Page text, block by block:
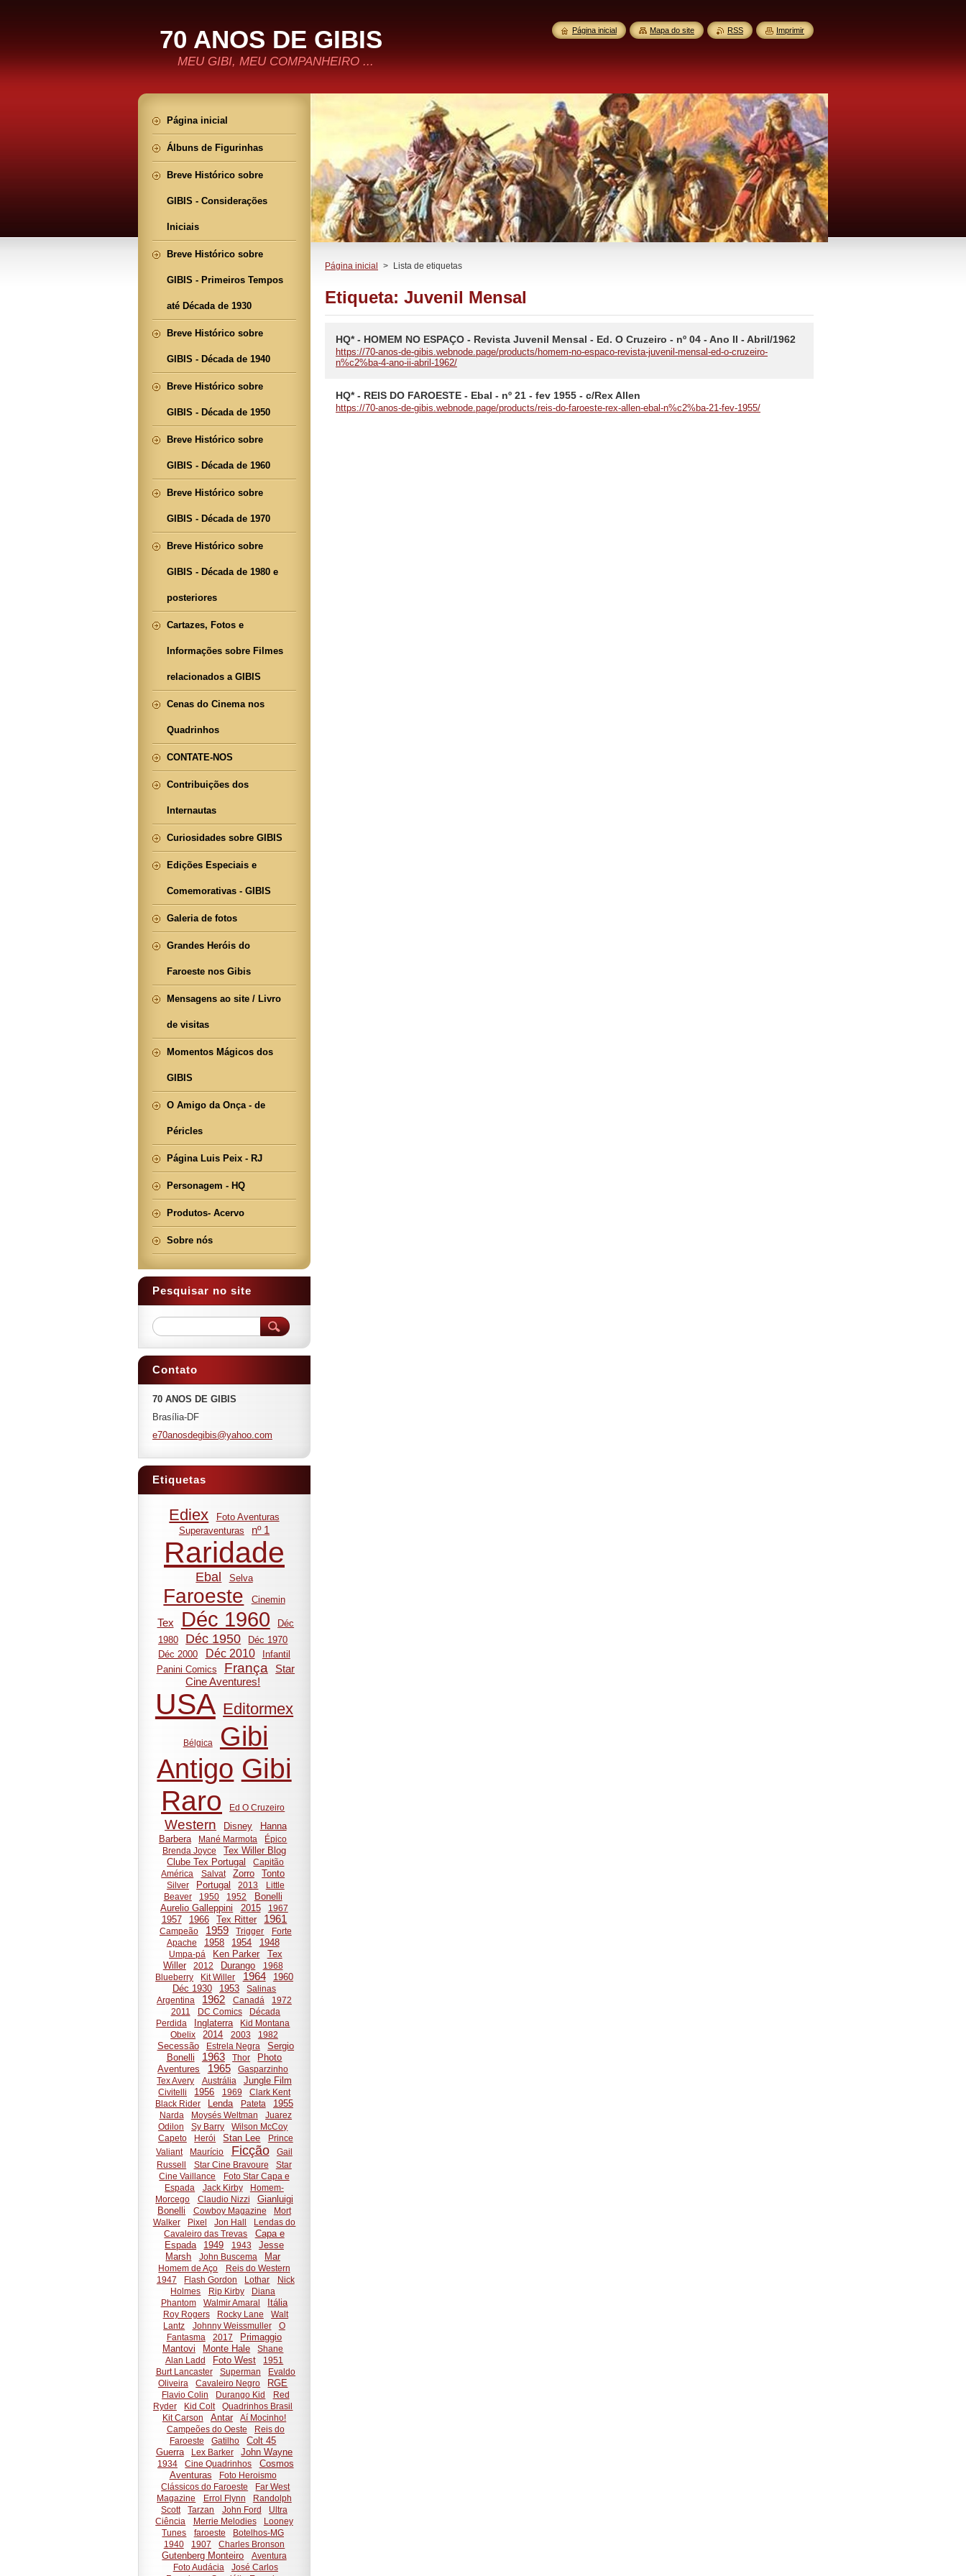
70 ANOS DE GIBIS
MEU GIBI, MEU COMPANHEIRO ...
Página inicial > Lista de etiquetas
Etiqueta: Juvenil Mensal
HQ* - HOMEM NO ESPAÇO - Revista Juvenil Mensal - Ed. O Cruzeiro - nº 04 - Ano II - Abril/1962
https://70-anos-de-gibis.webnode.page/products/homem-no-espaco-revista-juvenil-mensal-ed-o-cruzeiro-
n%c2%ba-4-ano-ii-abril-1962/
HQ* - REIS DO FAROESTE - Ebal - nº 21 - fev 1955 - c/Rex Allen
https://70-anos-de-gibis.webnode.page/products/reis-do-faroeste-rex-allen-ebal-n%c2%ba-21-fev-1955/
Página inicial
Álbuns de Figurinhas
Breve Histórico sobre
GIBIS - Considerações
Iniciais
Breve Histórico sobre
GIBIS - Primeiros Tempos
até Década de 1930
Breve Histórico sobre
GIBIS - Década de 1940
Breve Histórico sobre
GIBIS - Década de 1950
Breve Histórico sobre
GIBIS - Década de 1960
Breve Histórico sobre
GIBIS - Década de 1970
Breve Histórico sobre
GIBIS - Década de 1980 e
posteriores
Cartazes, Fotos e
Informações sobre Filmes
relacionados a GIBIS
Cenas do Cinema nos
Quadrinhos
CONTATE-NOS
Contribuições dos
Internautas
Curiosidades sobre GIBIS
Edições Especiais e
Comemorativas - GIBIS
Galeria de fotos
Grandes Heróis do
Faroeste nos Gibis
Mensagens ao site / Livro
de visitas
Momentos Mágicos dos
GIBIS
O Amigo da Onça - de
Péricles
Página Luis Peix - RJ
Personagem - HQ
Produtos- Acervo
Sobre nós
Pesquisar no site
Contato
70 ANOS DE GIBIS
Brasília-DF
e70anosdegibis@yahoo.com
Etiquetas
Ediex
Foto Aventuras
Superaventuras
nº 1
Raridade
Ebal Selva
Faroeste Cinemin
Tex Déc 1960
Déc
1980
Déc 1950
Déc 1970
Déc 2000
Déc 2010
Infantil
Panini Comics
França
Star
Cine Aventures!
USA Editormex
Bélgica
Gibi
Antigo Gibi
Raro
Ed O Cruzeiro
Western Disney
Hanna
Barbera
Mané Marmota
Épico
Brenda Joyce
Tex Willer Blog
Clube Tex Portugal
Capitão
América
Salvat Zorro Tonto
Silver Portugal 2013
Little
Beaver
1950 1952
Bonelli
Aurelio Galleppini
2015 1967
1957 1966 Tex Ritter 1961
Campeão 1959 Trigger
Forte
Apache
1958 1954 1948
Umpa-pá Ken Parker
Tex
Willer
2012 Durango
1968
Blueberry
Kit Willer 1964
1960
Déc 1930
1953
Salinas
Argentina
1962 Canadá
1972
2011
DC Comics
Década
Perdida
Inglaterra
Kid Montana
Obelix
2014 2003 1982
Secessão Estrela Negra
Sergio
Bonelli
1963 Thor
Photo
Aventures
1965
Gasparzinho
Tex Avery
Austrália Jungle Film
Civitelli 1956 1969
Clark Kent
Black Rider
Lenda Pateta 1955
Narda Moysés Weltman
Juarez
Odilon
Sy Barry
Wilson McCoy
Capeto
Herói Stan Lee
Prince
Valiant
Maurício Ficção
Gail
Russell
Star Cine Bravoure
Star
Cine Vaillance
Foto Star Capa e
Espada
Jack Kirby
Homem-
Morcego
Claudio Nizzi
Gianluigi
Bonelli
Cowboy Magazine
Mort
Walker
Pixel Jon Hall
Lendas do
Cavaleiro das Trevas
Capa e
Espada
1949 1943
Jesse
Marsh
John Buscema Mar
Homem de Aço
Reis do Western
1947
Flash Gordon Lothar
Nick
Holmes
Rip Kirby
Diana
Phantom
Walmir Amaral Itália
Roy Rogers Rocky Lane
Walt
Lantz
Johnny Weissmuller
O
Fantasma
2017
Primaggio
Mantovi
Monte Hale
Shane
Alan Ladd
Foto West
1951
Burt Lancaster
Superman
Evaldo
Oliveira
Cavaleiro Negro RGE
Flavio Colin Durango Kid
Red
Ryder
Kid Colt
Quadrinhos Brasil
Kit Carson
Antar
Aí Mocinho!
Campeões do Oeste
Reis do
Faroeste
Gatilho
Colt 45
Guerra
Lex Barker John Wayne
1934 Cine Quadrinhos
Cosmos
Aventuras
Foto Heroismo
Clássicos do Faroeste
Far West
Magazine
Errol Flynn
Randolph
Scott
Tarzan John Ford
Ultra
Ciência
Merrie Melodies
Looney
Tunes
faroeste
Botelhos-MG
1940
1907 Charles Bronson
Gutenberg Monteiro
Aventura
Foto Audácia
José Carlos
Página inicial Mapa do site RSS Imprimir